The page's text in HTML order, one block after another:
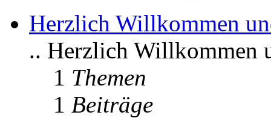
Herzlich Willkommen
.. Herzlich Willkommen
1 Themen
1 Beiträge